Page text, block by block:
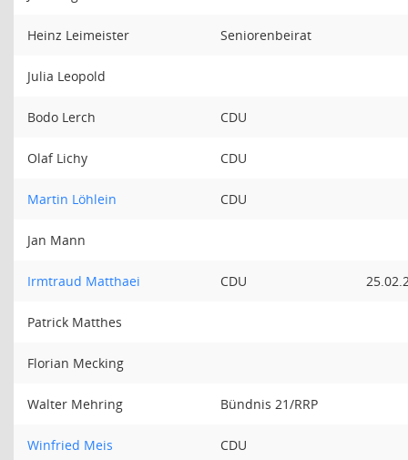
Heinz Leimeister Seniorenbeirat
Julia Leopold
Bodo Lerch CDU
Olaf Lichy CDU
Martin Löhlein CDU
Jan Mann
Irmtraud Matthaei CDU
Patrick Matthes
Florian Mecking
Walter Mehring Bündnis 21/RRP
Winfried Meis CDU